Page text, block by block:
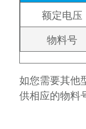
额定电压
物料号
如您需要其他
供相应的物料